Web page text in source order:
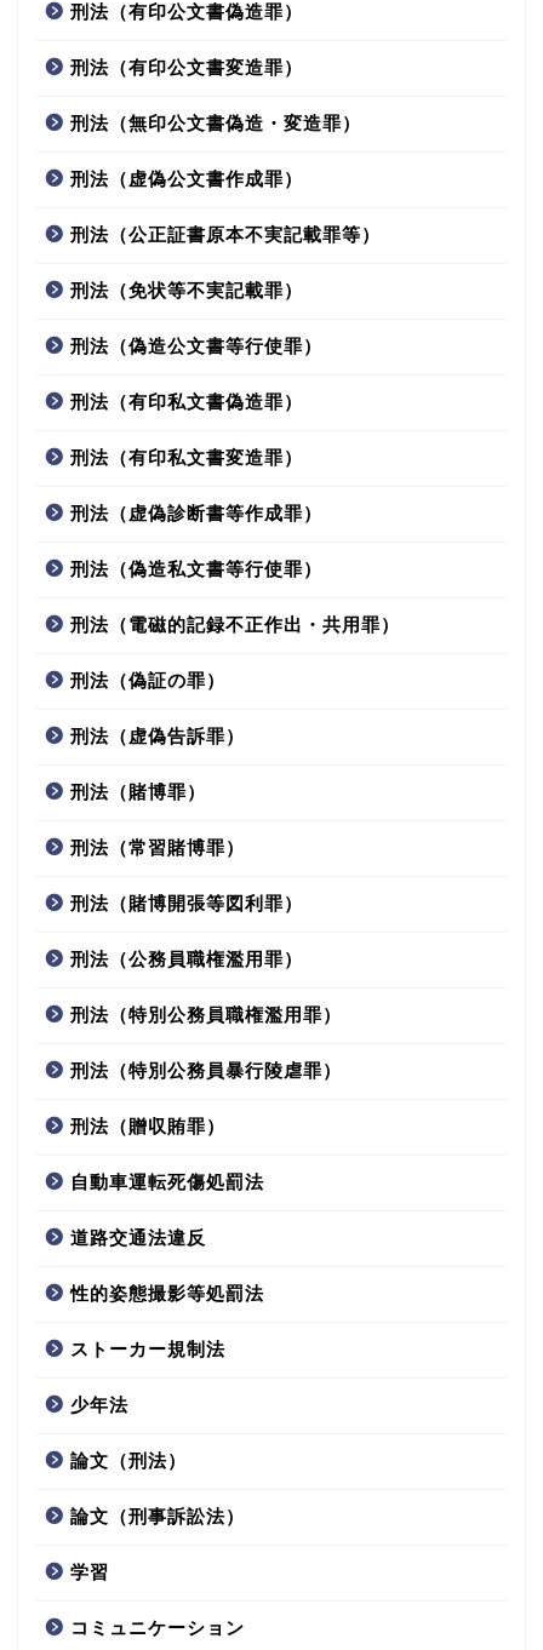
刑法（有印公文書偽造罪）
刑法（有印公文書変造罪）
刑法（無印公文書偽造・変造罪）
刑法（虚偽公文書作成罪）
刑法（公正証書原本不実記載罪等）
刑法（免状等不実記載罪）
刑法（偽造公文書等行使罪）
刑法（有印私文書偽造罪）
刑法（有印私文書変造罪）
刑法（虚偽診断書等作成罪）
刑法（偽造私文書等行使罪）
刑法（電磁的記録不正作出・共用罪）
刑法（偽証の罪）
刑法（虚偽告訴罪）
刑法（賭博罪）
刑法（常習賭博罪）
刑法（賭博開張等図利罪）
刑法（公務員職権濫用罪）
刑法（特別公務員職権濫用罪）
刑法（特別公務員暴行陵虐罪）
刑法（贈収賄罪）
自動車運転死傷処罰法
道路交通法違反
性的姿態撮影等処罰法
ストーカー規制法
少年法
論文（刑法）
論文（刑事訴訟法）
学習
コミュニケーション